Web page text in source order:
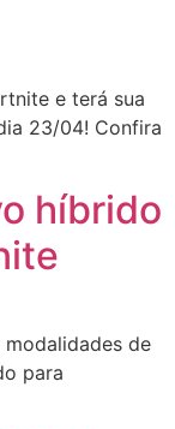
e terá sua
23/04! Confira
híbrido
de
para